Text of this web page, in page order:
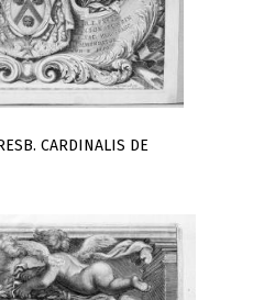
CARDINALIS DE